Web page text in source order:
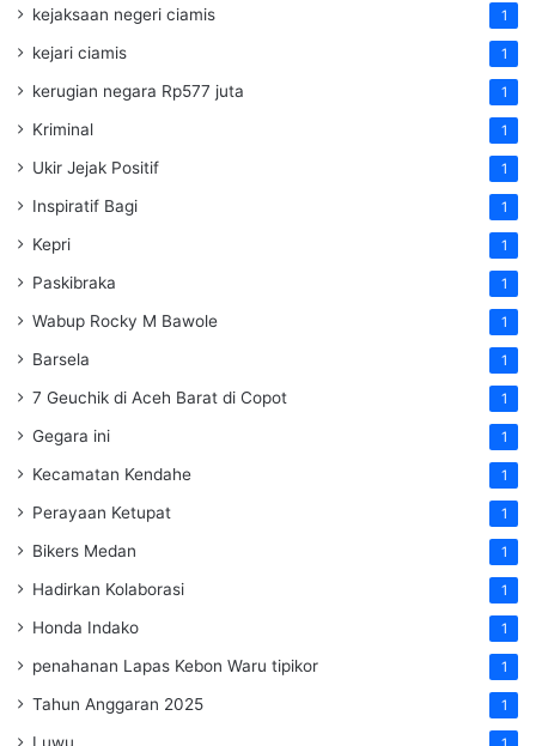
kejaksaan negeri ciamis 1
kejari ciamis 1
kerugian negara Rp577 juta 1
Kriminal 1
Ukir Jejak Positif 1
Inspiratif Bagi 1
Kepri 1
Paskibraka 1
Wabup Rocky M Bawole 1
Barsela 1
7 Geuchik di Aceh Barat di Copot 1
Gegara ini 1
Kecamatan Kendahe 1
Perayaan Ketupat 1
Bikers Medan 1
Hadirkan Kolaborasi 1
Honda Indako 1
penahanan Lapas Kebon Waru tipikor 1
Tahun Anggaran 2025 1
Luwu